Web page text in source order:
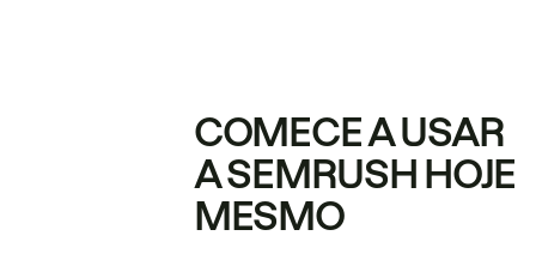
COMECE A USAR
A SEMRUSH HOJE
MESMO